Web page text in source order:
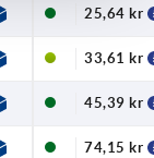
25,64 kr
33,61 kr
45,39 kr
74,15 kr